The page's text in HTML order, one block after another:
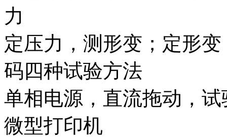
力
定压力，测形变；定形
码四种试验方法
单相电源，直流拖动，
微型打印机